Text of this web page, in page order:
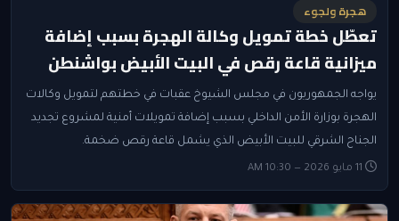
هجرة ولجوء
تعطّل خطة تمويل وكالة الهجرة بسبب إضافة
ميزانية قاعة رقص في البيت الأبيض بواشنطن
يواجه الجمهوريون في مجلس الشيوخ عقبات في خطتهم لتمويل وكالات
الهجرة بوزارة الأمن الداخلي بسبب إضافة تمويلات أمنية لمشروع تجديد
الجناح الشرقي للبيت الأبيض الذي يشمل قاعة رقص ضخمة.